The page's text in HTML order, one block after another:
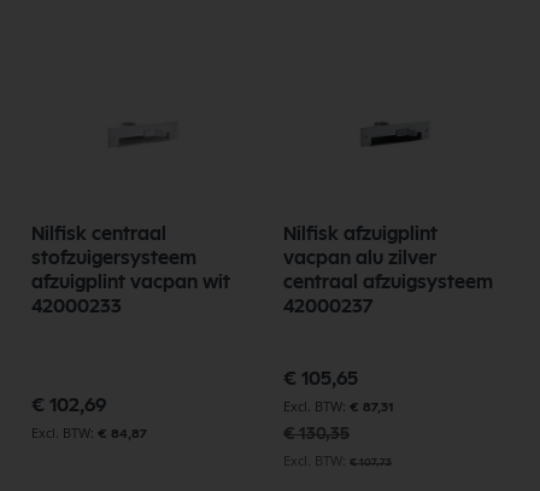
Nilfisk centraal
stofzuigersysteem
afzuigplint vacpan wit
42000233
€ 102,69
€ 84,87
Nilfisk afzuigplint
vacpan alu zilver
centraal afzuigsysteem
42000237
Speciale
prijs
€ 105,65
€ 87,31
€ 130,35
€ 107,73